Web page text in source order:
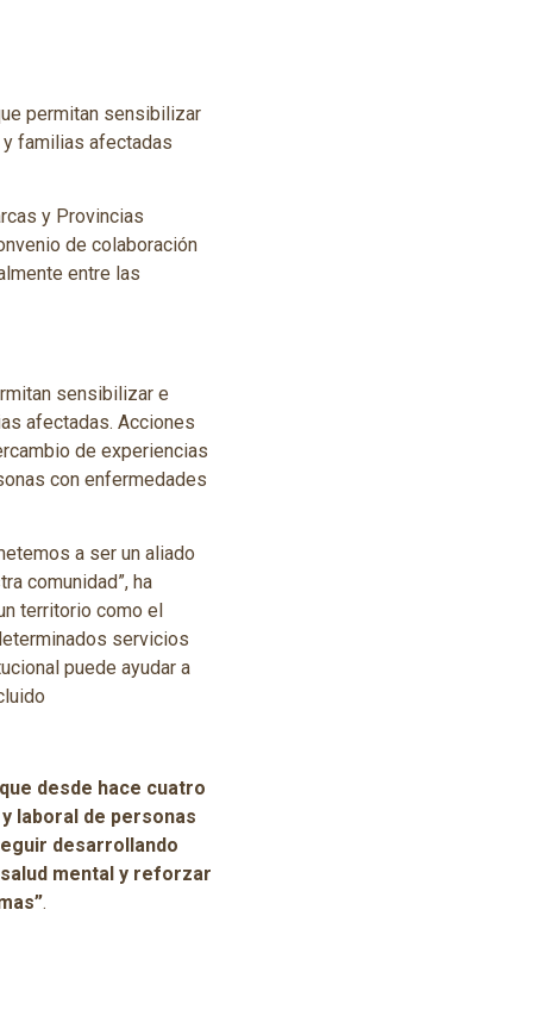
permitan sensibilizar
familias afectadas
y Provincias
de colaboración
entre las
sensibilizar e
afectadas. Acciones
de experiencias
con enfermedades
a ser un aliado
comunidad”, ha
territorio como el
servicios
puede ayudar a
desde hace cuatro
laboral de personas
desarrollando
mental y reforzar
.